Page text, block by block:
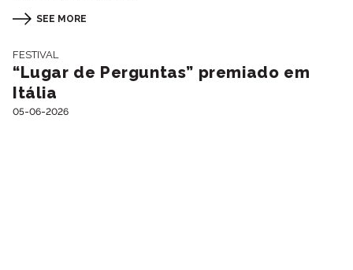
SEE MORE
FESTIVAL
“Lugar de Perguntas” premiado em
Itália
05-06-2026